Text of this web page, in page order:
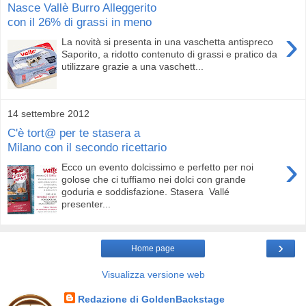
Nasce Vallè Burro Alleggerito
con il 26% di grassi in meno
›
La novità si presenta in una vaschetta antispreco
Saporito, a ridotto contenuto di grassi e pratico da
utilizzare grazie a una vaschett...
14 settembre 2012
C'è tort@ per te stasera a
Milano con il secondo ricettario
›
Ecco un evento dolcissimo e perfetto per noi
golose che ci tuffiamo nei dolci con grande
goduria e soddisfazione. Stasera Vallé
presenter...
›
Home page
Visualizza versione web
Redazione di GoldenBackstage